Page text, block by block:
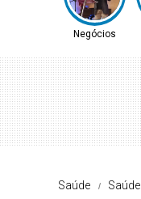
Negócios
Saúde Saúde